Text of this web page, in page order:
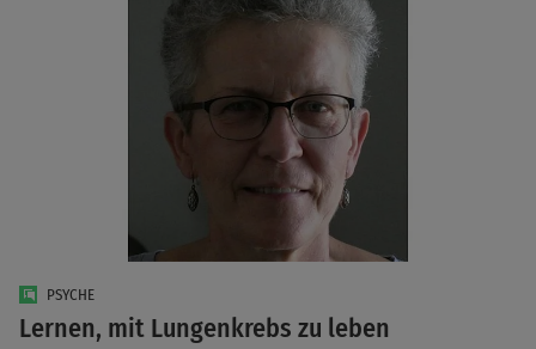
PSYCHE
Lernen, mit Lungenkrebs zu leben